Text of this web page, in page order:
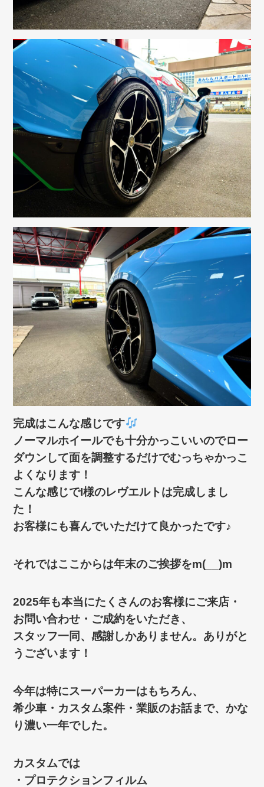
完成はこんな感じです
ノーマルホイールでも十分かっこいいのでロー
ダウンして面を調整するだけでむっちゃかっこ
よくなります！
こんな感じでI様のレヴエルトは完成しまし
た！
お客様にも喜んでいただけて良かったです♪
それではここからは年末のご挨拶をm(__)m
2025年も本当にたくさんのお客様にご来店・
お問い合わせ・ご成約をいただき、
スタッフ一同、感謝しかありません。ありがと
うございます！
今年は特にスーパーカーはもちろん、
希少車・カスタム案件・業販のお話まで、かな
り濃い一年でした。
カスタムでは
・プロテクションフィルム